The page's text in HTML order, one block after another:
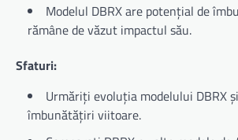
Modelul DBRX are potențial de
rămâne de văzut impactul său.
Sfaturi:
Urmăriți evoluția modelului DBRX
îmbunătățiri viitoare.